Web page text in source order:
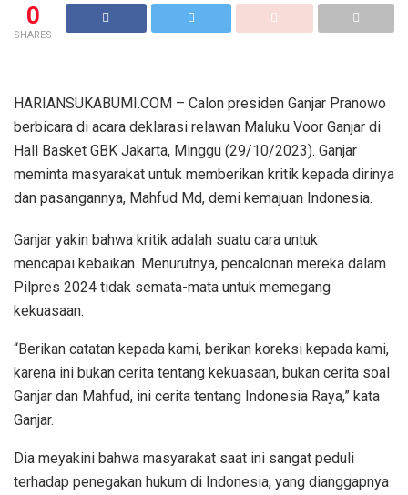
0
SHARES
HARIANSUKABUMI.COM – Calon presiden Ganjar Pranowo
berbicara di acara deklarasi relawan Maluku Voor Ganjar di
Hall Basket GBK Jakarta, Minggu (29/10/2023). Ganjar
meminta masyarakat untuk memberikan kritik kepada dirinya
dan pasangannya, Mahfud Md, demi kemajuan Indonesia.
Ganjar yakin bahwa kritik adalah suatu cara untuk
mencapai kebaikan. Menurutnya, pencalonan mereka dalam
Pilpres 2024 tidak semata-mata untuk memegang
kekuasaan.
“Berikan catatan kepada kami, berikan koreksi kepada kami,
karena ini bukan cerita tentang kekuasaan, bukan cerita soal
Ganjar dan Mahfud, ini cerita tentang Indonesia Raya,” kata
Ganjar.
Dia meyakini bahwa masyarakat saat ini sangat peduli
terhadap penegakan hukum di Indonesia, yang dianggapnya